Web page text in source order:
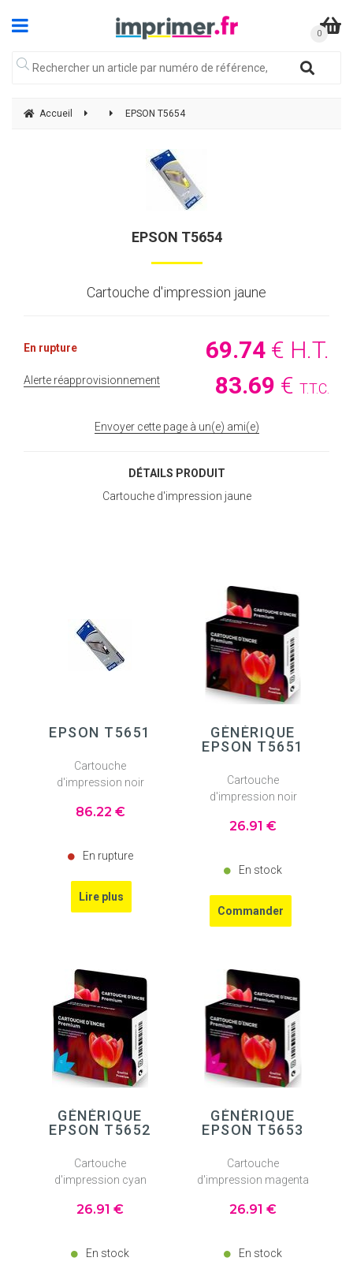
Accueil EPSON T5654
EPSON T5654
Cartouche d'impression jaune
69.74 € H.T.
83.69 € T.T.C.
En rupture
Alerte réapprovisionnement
Envoyer cette page à un(e) ami(e)
DÉTAILS PRODUIT
Cartouche d'impression jaune
EPSON T5651
Cartouche
d'impression noir
86.22 €
En rupture
GÉNÉRIQUE
EPSON T5651
Cartouche
d'impression noir
26.91 €
En stock
GÉNÉRIQUE
EPSON T5652
Cartouche
d'impression cyan
26.91 €
En stock
GÉNÉRIQUE
EPSON T5653
Cartouche
d'impression magenta
26.91 €
En stock